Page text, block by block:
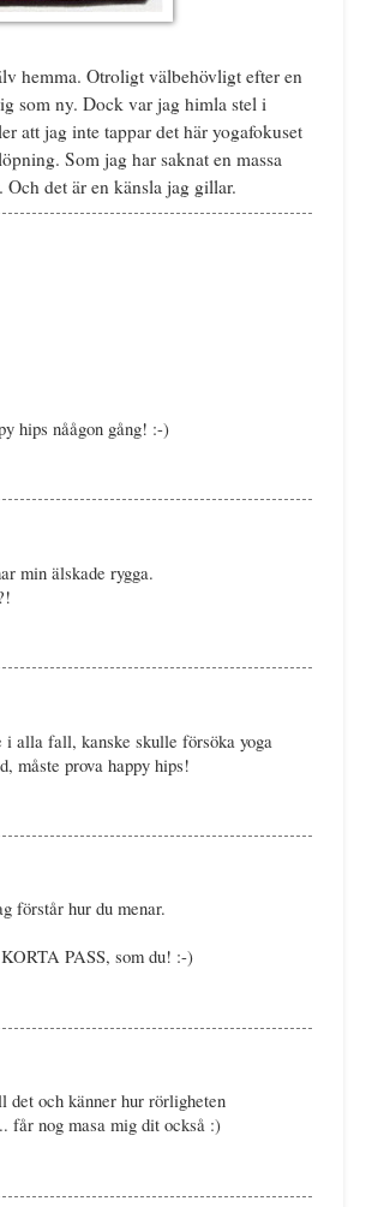
hemma. Otroligt välbehövligt efter en
som ny. Dock var jag himla stel i
att jag inte tappar det här yogafokuset
Som jag har saknat en massa
det är en känsla jag gillar.
hips nåågon gång! :-)
min älskade rygga.
i alla fall, kanske skulle försöka yoga
måste prova happy hips!
förstår hur du menar.
PASS, som du! :-)
det och känner hur rörligheten
får nog masa mig dit också :)